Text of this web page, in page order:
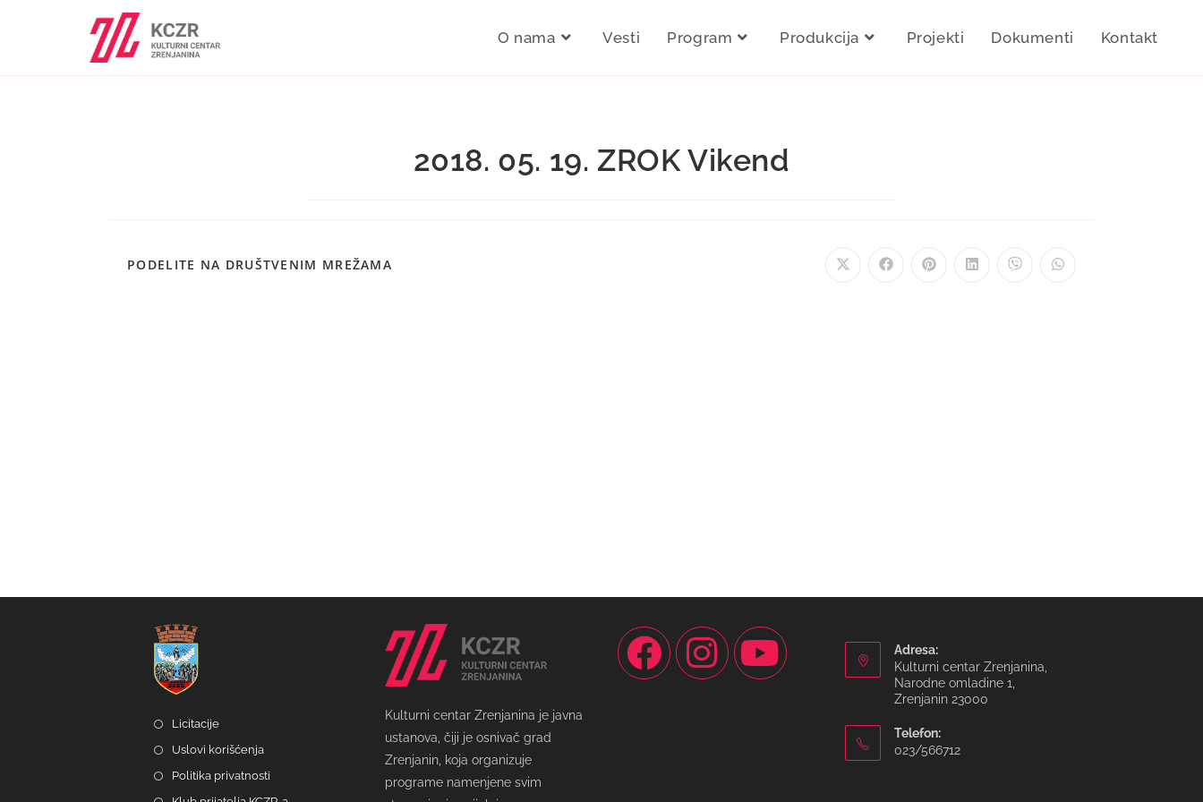
O nama Vesti Program Produkcija Projekti Dokumenti Kontakt
2018. 05. 19. ZROK Vikend
PODELITE NA DRUŠTVENIM MREŽAMA
Licitacije
Uslovi korišćenja
Politika privatnosti
Kulturni centar Zrenjanina je javna
ustanova, čiji je osnivač grad
Zrenjanin, koja organizuje
programe namenjene svim
Adresa:
Kulturni centar Zrenjanina,
Narodne omladine 1,
Zrenjanin 23000
Telefon:
023/566712